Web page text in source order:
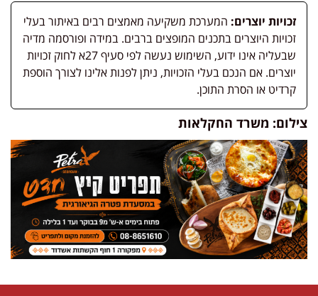
זכויות יוצרים: המערכת משקיעה מאמצים רבים באיתור בעלי
זכויות היוצרים בתכנים המופצים ברבים. במידה ופורסמה מדיה
שבעליה אינו ידוע, השימוש נעשה לפי סעיף 27א לחוק זכויות
יוצרים. אם הנכם בעלי הזכויות, ניתן לפנות אלינו לצורך הוספת
קרדיט או הסרת התוכן.
צילום: משרד החקלאות